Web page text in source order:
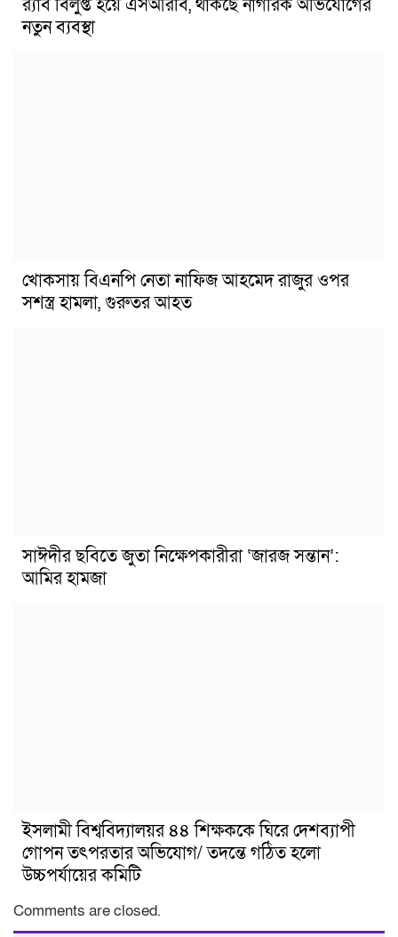
র‍্যাব বিলুপ্ত হয়ে এসআরবি, থাকছে নাগরিক অভিযোগের
নতুন ব্যবস্থা
খোকসায় বিএনপি নেতা নাফিজ আহমেদ রাজুর ওপর
সশস্ত্র হামলা, গুরুতর আহত
সাঈদীর ছবিতে জুতা নিক্ষেপকারীরা ‘জারজ সন্তান’:
আমির হামজা
ইসলামী বিশ্ববিদ্যালয়র ৪৪ শিক্ষককে ঘিরে দেশব্যাপী
গোপন তৎপরতার অভিযোগ/ তদন্তে গঠিত হলো
উচ্চপর্যায়ের কমিটি
Comments are closed.